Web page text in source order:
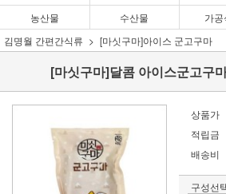
농산물
수산물 가공
김명월 간편간식류
[마싯구마]아이스 군고구마
[마싯구마]달콤 아이스군고구
상품가
적립금
배송비
구성선